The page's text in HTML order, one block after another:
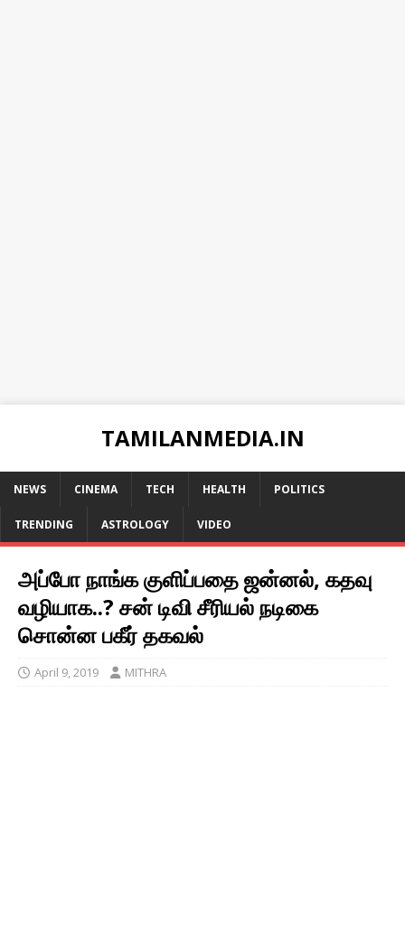
TAMILANMEDIA.IN
NEWS CINEMA TECH HEALTH POLITICS
TRENDING ASTROLOGY VIDEO
அப்போ நாங்க குளிப்பதை ஜன்னல், கதவு
வழியாக..? சன் டிவி சீரியல் நடிகை
சொன்ன பகீர் தகவல்
April 9, 2019 MITHRA